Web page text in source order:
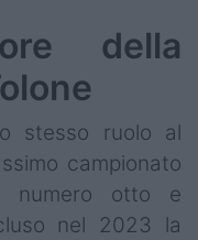
della
stesso ruolo al
campionato
numero otto e
nel 2023 la